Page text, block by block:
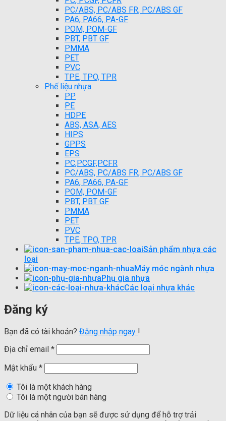
PC/ABS, PC/ABS FR, PC/ABS GF
PA6, PA66, PA-GF
POM, POM-GF
PBT, PBT GF
PMMA
PET
PVC
TPE, TPO, TPR
Phế liệu nhựa
PP
PE
HDPE
ABS, ASA, AES
HIPS
GPPS
EPS
PC,PCGF,PCFR
PC/ABS, PC/ABS FR, PC/ABS GF
PA6, PA66, PA-GF
POM, POM-GF
PBT, PBT GF
PMMA
PET
PVC
TPE, TPO, TPR
Sản phẩm nhựa các
loại
Máy móc ngành nhựa
Phụ gia nhựa
Các loại nhựa khác
Đăng ký
Bạn đã có tài khoản? Đăng nhập ngay !
Địa chỉ email *
Mật khẩu *
Tôi là một khách hàng
Tôi là một người bán hàng
Dữ liệu cá nhân của bạn sẽ được sử dụng để hỗ trợ trải